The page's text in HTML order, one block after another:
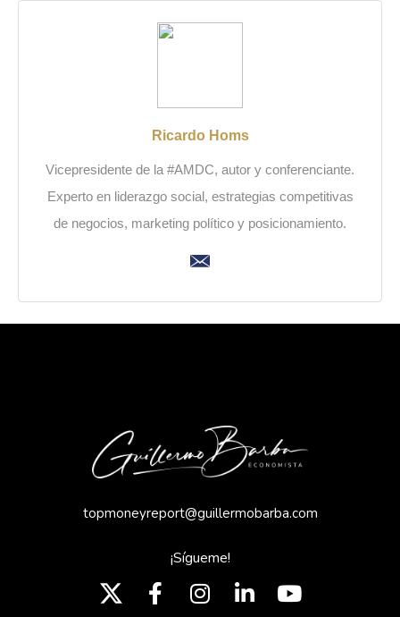
Ricardo Homs
Vicepresidente de la #AMDC, autor y conferenciante.
Experto en liderazgo social, estrategias competitivas
de negocios, marketing político y posicionamiento.
topmoneyreport@guillermobarba.com
¡Sígueme!